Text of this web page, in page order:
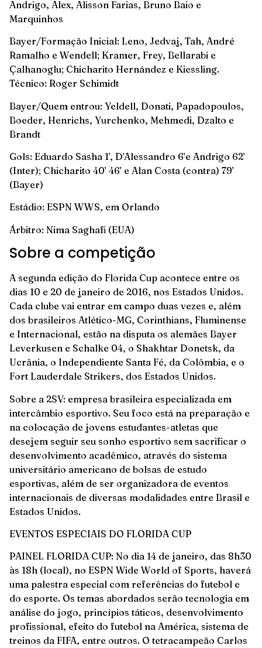
Andrigo, Alex, Alisson Farias, Bruno Baio e
Marquinhos
Bayer/Formação Inicial: Leno, Jedvaj, Tah, André
Ramalho e Wendell; Kramer, Frey, Bellarabi e
Çalhanoglu; Chicharito Hernández e Kiessling.
Técnico: Roger Schimidt
Bayer/Quem entrou: Yeldell, Donati, Papadopoulos,
Boeder, Henrichs, Yurchenko, Mehmedi, Dzalto e
Brandt
Gols: Eduardo Sasha 1’, D’Alessandro 6’e Andrigo 62’
(Inter); Chicharito 40’ 46’ e Alan Costa (contra) 79’
(Bayer)
Estádio: ESPN WWS, em Orlando
Árbitro: Nima Saghafi (EUA)
Sobre a competição
A segunda edição do Florida Cup acontece entre os
dias 10 e 20 de janeiro de 2016, nos Estados Unidos.
Cada clube vai entrar em campo duas vezes e, além
dos brasileiros Atlético-MG, Corinthians, Fluminense
e Internacional, estão na disputa os alemães Bayer
Leverkusen e Schalke 04, o Shakhtar Donetsk, da
Ucrânia, o Independiente Santa Fé, da Colômbia, e o
Fort Lauderdale Strikers, dos Estados Unidos.
Sobre a 2SV: empresa brasileira especializada em
intercâmbio esportivo. Seu foco está na preparação e
na colocação de jovens estudantes-atletas que
desejem seguir seu sonho esportivo sem sacrificar o
desenvolvimento acadêmico, através do sistema
universitário americano de bolsas de estudo
esportivas, além de ser organizadora de eventos
internacionais de diversas modalidades entre Brasil e
Estados Unidos.
EVENTOS ESPECIAIS DO FLORIDA CUP
PAINEL FLORIDA CUP: No dia 14 de janeiro, das 8h30
às 18h (local), no ESPN Wide World of Sports, haverá
uma palestra especial com referências do futebol e
do esporte. Os temas abordados serão tecnologia em
análise do jogo, princípios táticos, desenvolvimento
profissional, efeito do futebol na América, sistema de
treinos da FIFA, entre outros. O tetracampeão Carlos